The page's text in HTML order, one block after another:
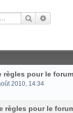
sur le
Rejoignez-
Rechercher
règles pour le
2010, 14:34
règles pour le